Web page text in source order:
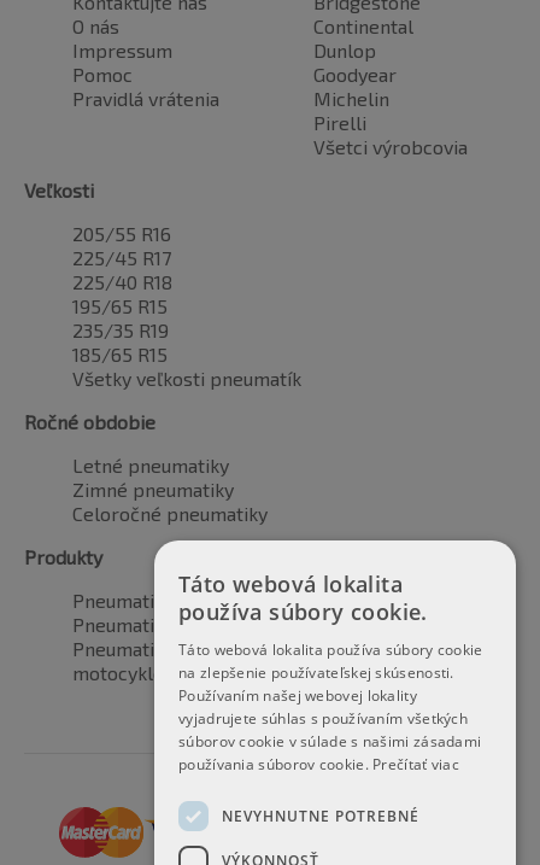
O nás
Impressum
Pomoc
Pravidlá vrátenia
Continental
Dunlop
Goodyear
Michelin
Pirelli
Všetci výrobcovia
Veľkosti
205/55 R16
225/45 R17
225/40 R18
195/65 R15
235/35 R19
185/65 R15
Všetky veľkosti pneumatík
Ročné obdobie
Letné pneumatiky
Zimné pneumatiky
Celoročné pneumatiky
Produkty
Pneumatiky pre automobily
Pneumatiky pre SUV / 4x4
Pneumatiky pre dodávku
motocyklové pneumatiky
Táto webová lokalita
používa súbory cookie.
Táto webová lokalita používa súbory cookie
na zlepšenie používateľskej skúsenosti.
Používaním našej webovej lokality
vyjadrujete súhlas s používaním všetkých
súborov cookie v súlade s našimi zásadami
používania súborov cookie. Prečítať viac
NEVYHNUTNE POTREBNÉ
VÝKONNOSŤ